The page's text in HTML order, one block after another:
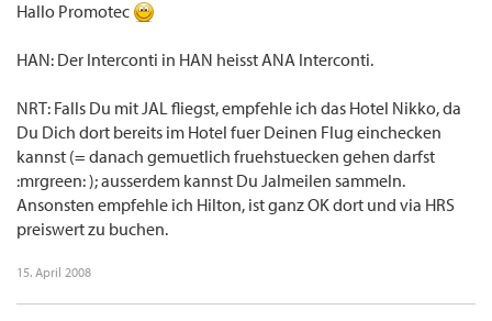
Hallo Promotec
HAN: Der Interconti in HAN heisst ANA Interconti.
NRT: Falls Du mit JAL fliegst, empfehle ich das Hotel Nikko, da
Du Dich dort bereits im Hotel fuer Deinen Flug einchecken
kannst (= danach gemuetlich fruehstuecken gehen darfst
:mrgreen: ); ausserdem kannst Du Jalmeilen sammeln.
Ansonsten empfehle ich Hilton, ist ganz OK dort und via HRS
preiswert zu buchen.
15. April 2008